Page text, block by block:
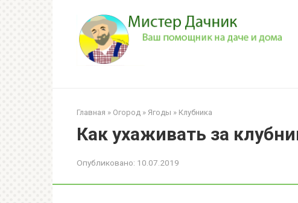
Главная » Огород » Ягоды » Клубника
Как ухаживать за
Опубликовано: 10.07.2019